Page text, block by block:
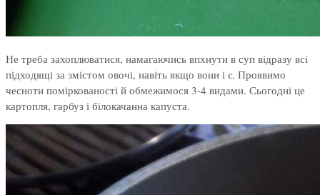
Не треба захоплюватися, намагаючись впхнути в суп відразу всі
підходящі за змістом овочі, навіть якщо вони і є. Проявимо
чесноти поміркованості й обмежимося 3-4 видами. Сьогодні це
картопля, гарбуз і білокачанна капуста.